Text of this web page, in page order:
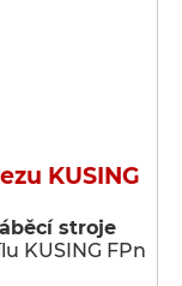
KUSING
stroje
KUSING FPn